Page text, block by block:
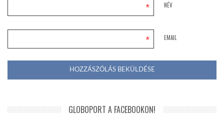
NÉV
*
EMAIL
*
GLOBOPORT A FACEBOOKON!